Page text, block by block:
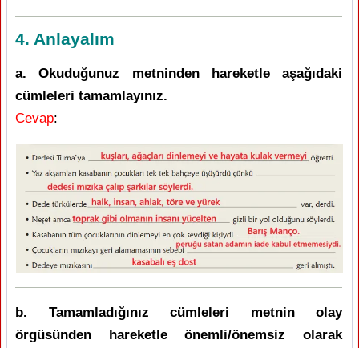
4. Anlayalım
a. Okuduğunuz metninden hareketle aşağıdaki
cümleleri tamamlayınız.
Cevap:
b. Tamamladığınız cümleleri metnin olay
örgüsünden hareketle önemli/önemsiz olarak